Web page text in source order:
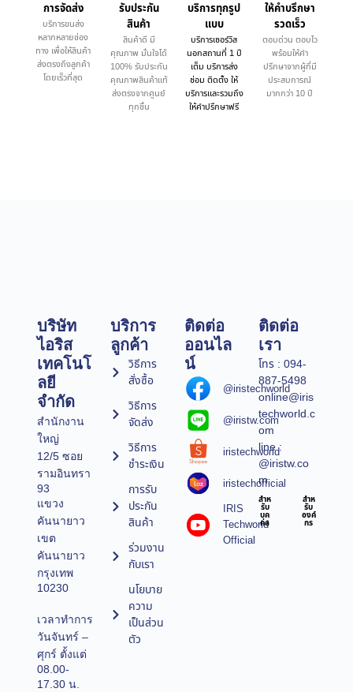
การจัดส่ง
บริการขนส่ง
หลากหลายช่อง
ทาง เพื่อให้สินค้า
ส่งตรงถึงลูกค้า
โดยเร็วที่สุด
รับประกัน
สินค้า
สินค้าดี มี
คุณภาพ มั่นใจได้
100% รับประกัน
คุณภาพสินค้าแท้
ส่งตรงจากศูนย์
ทุกชิ้น
บริการทุกรูป
แบบ
บริการเซอร์วิส
นอกสถานที่ 1 ปี
เต็ม บริการส่ง
ซ่อม ติดตั้ง ให้
บริการและรวมถึง
ให้คำปรึกษาฟรี
ให้คำบรึกษา
รวดเร็ว
ตอบด่วน ตอบไว
พร้อมให้คำ
ปรึกษาจากผู้ที่มี
ประสบการณ์
มากกว่า 10 ปี
บริษัท
ไอริส
เทคโนโ
ลยี
จำกัด
สำนักงาน
ใหญ่
12/5 ซอย
รามอินทรา
93
แขวง
คันนายาว
เขต
คันนายาว
กรุงเทพ
10230
เวลาทำการ
วันจันทร์ –
ศุกร์ ตั้งแต่
08.00-
17.30 น.
บริการ
ลูกค้า
วิธีการ
สั่งซื้อ
วิธีการ
จัดส่ง
วิธีการ
ชำระเงิน
การรับ
ประกัน
สินค้า
ร่วมงาน
กับเรา
นโยบาย
ความ
เป็นส่วน
ตัว
ติดต่อ
ออนไล
น์
@iristechworld
@iristw.com
iristechworld
iristechofficial
IRIS
Techworld
Official
ติดต่อ
เรา
โทร : 094-
887-5498
online@iris
techworld.c
om
line :
@iristw.co
m
สำห
รับ
บุค
คล
สำห
รับ
องค์
กร